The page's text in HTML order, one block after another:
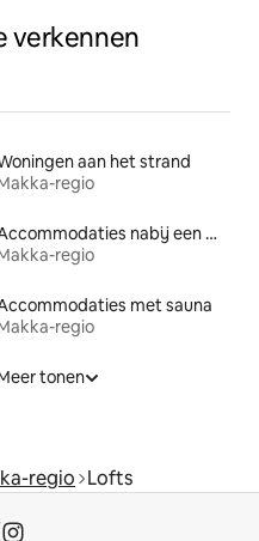
verkennen
aan het strand
regio
Accommodaties nabij een meer
regio
met sauna
regio
tonen
regio Lofts